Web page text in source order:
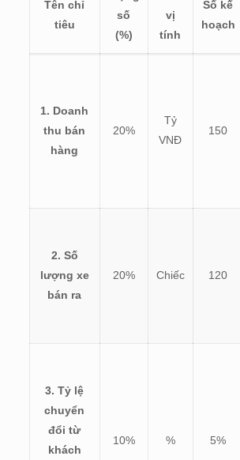
Tên chỉ
tiêu
số
(%)
vị
tính
Số kế
hoạch
1. Doanh
thu bán
hàng
20%
Tỷ
VNĐ
150
2. Số
lượng xe
bán ra
20% Chiếc 120
3. Tỷ lệ
chuyển
đổi từ
khách
10% % 5%